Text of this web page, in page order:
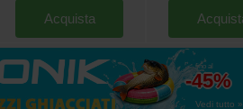
Acquista
fino al
-45%
Vedi tutto »